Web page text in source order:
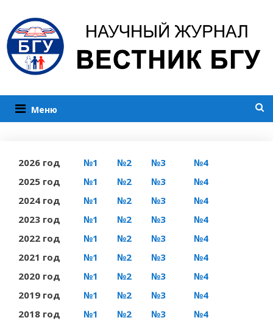
Меню
2026 год №1 №2 №3
№4
2025 год
№1 №2 №3
№4
2024 год
№1 №2 №3
№4
2023 год
№1 №2 №3
№4
2022 год
№1 №2 №3
№4
2021 год
№1 №2 №3
№4
2020 год
№1 №2 №3
№4
2019 год
№1 №2 №3
№4
2018 год
№1 №2 №3
№4